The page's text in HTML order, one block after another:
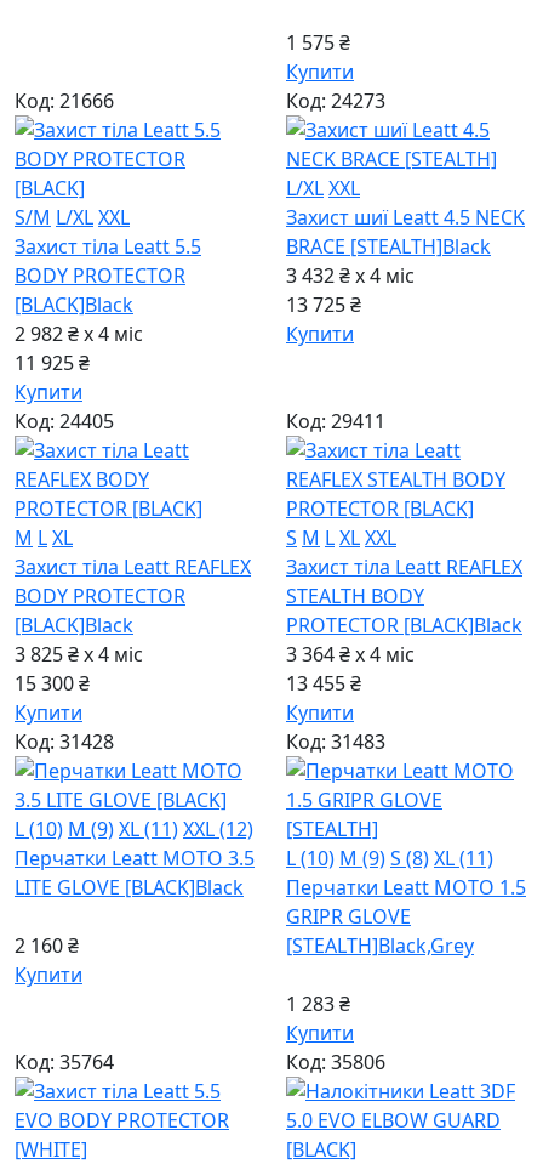
1 575 ₴
Купити
Код: 21666
S/M L/XLXXL
Захист тіла Leatt 5.5
BODY PROTECTOR
[BLACK]Black
2 982 ₴ x 4 міс
11 925 ₴
Купити
Код: 24273
L/XLXXL
Захист шиї Leatt 4.5 NECK
BRACE [STEALTH]Black
3 432 ₴ x 4 міс
13 725 ₴
Купити
Код: 24405
M LXL
Захист тіла Leatt REAFLEX
BODY PROTECTOR
[BLACK]Black
3 825 ₴ x 4 міс
15 300 ₴
Купити
Код: 29411
S M LXLXXL
Захист тіла Leatt REAFLEX
STEALTH BODY
PROTECTOR [BLACK]Black
3 364 ₴ x 4 міс
13 455 ₴
Купити
Код: 31428
L (10) M (9)XL (11)XXL (12)
Перчатки Leatt MOTO 3.5
LITE GLOVE [BLACK]Black
2 160 ₴
Купити
Код: 31483
L (10) M (9)S (8)XL (11)
Перчатки Leatt MOTO 1.5
GRIPR GLOVE
[STEALTH]Black,Grey
1 283 ₴
Купити
Код: 35764
Код: 35806